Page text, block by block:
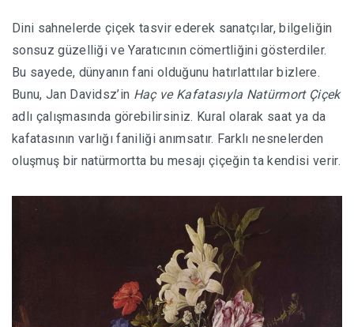
Dini sahnelerde çiçek tasvir ederek sanatçılar, bilgeliğin
sonsuz güzelliği ve Yaratıcının cömertliğini gösterdiler.
Bu sayede, dünyanın fani olduğunu hatırlattılar bizlere.
Bunu, Jan Davidsz’in Haç ve Kafatasıyla Natürmort Çiçek
adlı çalışmasında görebilirsiniz. Kural olarak saat ya da
kafatasının varlığı faniliği anımsatır. Farklı nesnelerden
oluşmuş bir natürmortta bu mesajı çiçeğin ta kendisi verir.